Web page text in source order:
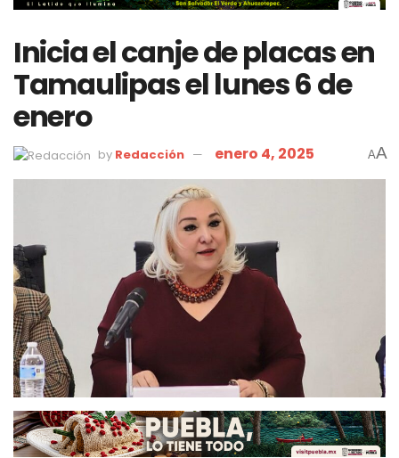
Inicia el canje de placas en
Tamaulipas el lunes 6 de
enero
by Redacción enero 4, 2025 AA